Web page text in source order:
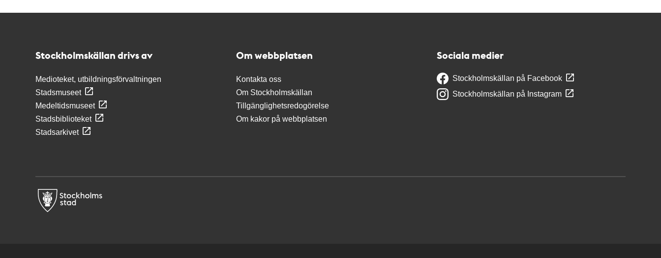
Stockholmskällan drivs av
Medioteket, utbildningsförvaltningen
Stadsmuseet
Medeltidsmuseet
Stadsbiblioteket
Stadsarkivet
Om webbplatsen
Kontakta oss
Om Stockholmskällan
Tillgänglighetsredogörelse
Om kakor på webbplatsen
Sociala medier
Stockholmskällan på Facebook
Stockholmskällan på Instagram